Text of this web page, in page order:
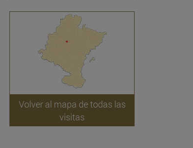
Volver al mapa de todas las
visitas